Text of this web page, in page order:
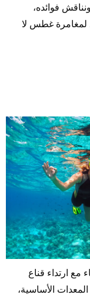
فوائده،
لمغامرة غطس لا
ارتداء قناع
الأساسية،